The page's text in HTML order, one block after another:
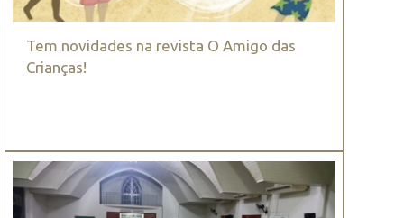
Tem novidades na revista O Amigo das
Crianças!